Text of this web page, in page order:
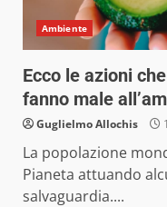
Ambiente
Ecco le azioni
fanno male
Guglielmo Allochis
La popolazione
Pianeta attuando
salvaguardia....